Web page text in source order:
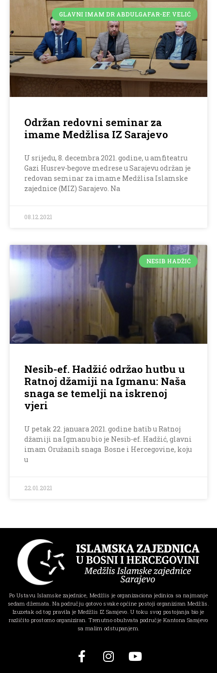
GLAVNI IMAM DR ABDULGAFAR-EF. VELIĆ
Održan redovni seminar za
imame Medžlisa IZ Sarajevo
U srijedu, 8. decembra 2021. godine, u amfiteatru
Gazi Husrev-begove medrese u Sarajevu održan je
redovan seminar za imame Medžlisa Islamske
zajednice (MIZ) Sarajevo. Na
08.12.2021
NESIB HADŽIĆ
Nesib-ef. Hadžić održao hutbu u
Ratnoj džamiji na Igmanu: Naša
snaga se temelji na iskrenoj
vjeri
U petak 22. januara 2021. godine hatib u Ratnoj
džamiji na Igmanu bio je Nesib-ef. Hadžić, glavni
imam Oružanih snaga Bosne i Hercegovine, koju
u
22.01.2021
Po Ustavu Islamske zajednice, Medžlis je organizaciona jedinica sa najmanje
sedam džemata. Na području gotovo svake općine postoji organiziran Medžlis.
Izuzetak od tog pravila je Medžlis IZ Sarajevo. U toku svog postojanja bio je
različito prostorno organiziran. Trenutno obuhvata područje Kantona Sarajevo
sa malim odstupanjem.